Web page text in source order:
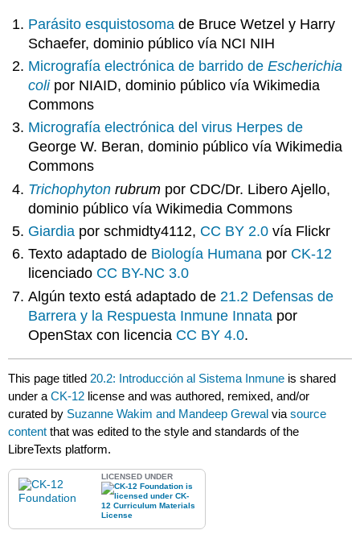
Parásito esquistosoma de Bruce Wetzel y Harry
Schaefer, dominio público vía NCI NIH
Micrografía electrónica de barrido deEscherichia
colipor NIAID, dominio público vía Wikimedia
Commons
Micrografía electrónica del virus Herpes de
George W. Beran, dominio público vía Wikimedia
Commons
Trichophyton rubrum por CDC/Dr. Libero Ajello,
dominio público vía Wikimedia Commons
Giardia por schmidty4112, CC BY 2.0 vía Flickr
Texto adaptado de Biología Humana por CK-12
licenciado CC BY-NC 3.0
Algún texto está adaptado de 21.2 Defensas de
Barrera y la Respuesta Inmune Innata por
OpenStax con licencia CC BY 4.0.
This page titled 20.2: Introducción al Sistema Inmune is shared
under aCK-12 license and was authored, remixed, and/or
curated by Suzanne Wakim and Mandeep Grewal viasource
content that was edited to the style and standards of the
LibreTexts platform.
LICENSED UNDER